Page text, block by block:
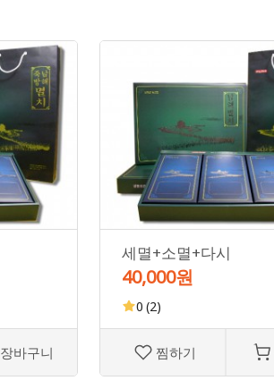
장바구니
세멸+소멸+다시
40,000원
0 (2)
찜하기